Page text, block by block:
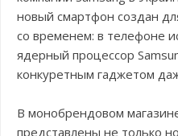
новый смартфон создан
со временем: в телефоне
ядерный процессор
конкуретным гаджетом
В монобрендовом
представлены не только